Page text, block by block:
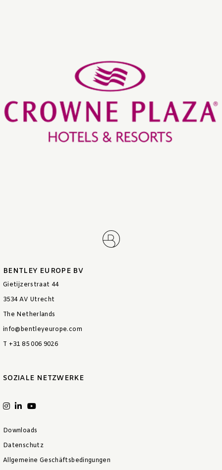
BENTLEY EUROPE BV
Gietijzerstraat 44
3534 AV Utrecht
The Netherlands
info@bentleyeurope.com
T +31 85 006 9026
SOZIALE NETZWERKE
Downloads
Datenschutz
Allgemeine Geschäftsbedingungen